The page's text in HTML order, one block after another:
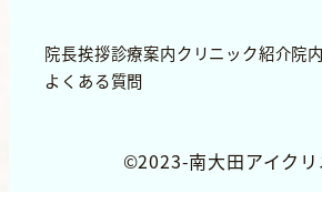
院長挨拶診療案内クリニック紹介院
よくある質問
©️2023-南大田アイクリ